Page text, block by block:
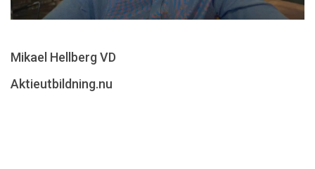
Mikael Hellberg VD
Aktieutbildning.nu